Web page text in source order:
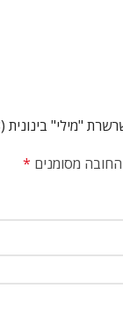
"מילי" בינונית (018)”
מסומנים *